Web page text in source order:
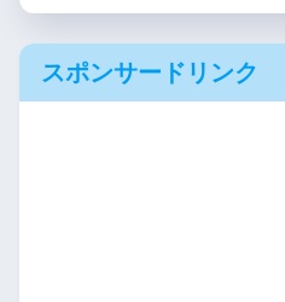
スポンサードリンク